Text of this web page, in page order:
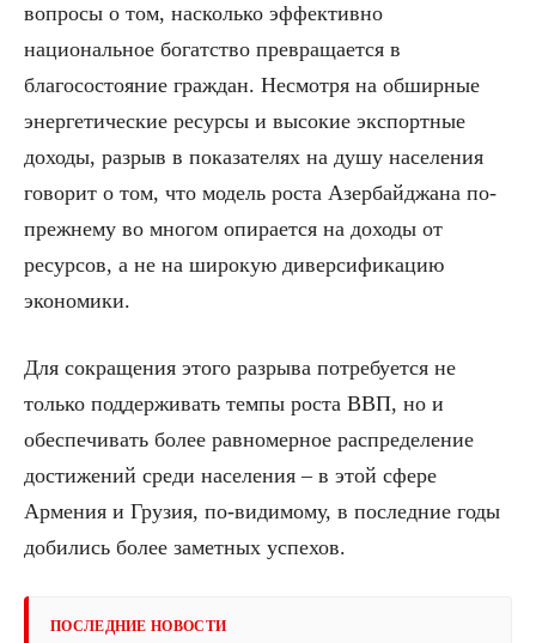
вопросы о том, насколько эффективно
национальное богатство превращается в
благосостояние граждан. Несмотря на обширные
энергетические ресурсы и высокие экспортные
доходы, разрыв в показателях на душу населения
говорит о том, что модель роста Азербайджана по-
прежнему во многом опирается на доходы от
ресурсов, а не на широкую диверсификацию
экономики.
Для сокращения этого разрыва потребуется не
только поддерживать темпы роста ВВП, но и
обеспечивать более равномерное распределение
достижений среди населения – в этой сфере
Армения и Грузия, по-видимому, в последние годы
добились более заметных успехов.
ПОСЛЕДНИЕ НОВОСТИ